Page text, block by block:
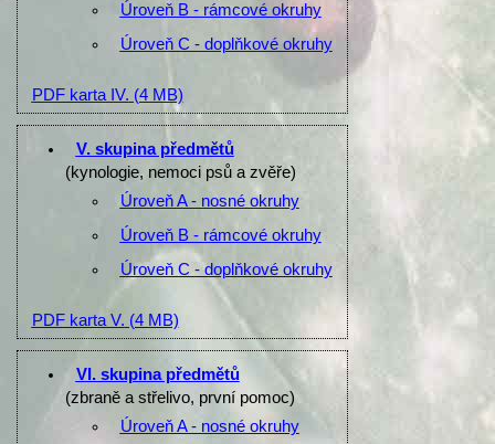
Úroveň B - rámcové okruhy
Úroveň C - doplňkové okruhy
PDF karta IV. (4 MB)
V. skupina předmětů
(kynologie, nemoci psů a zvěře)
Úroveň A - nosné okruhy
Úroveň B - rámcové okruhy
Úroveň C - doplňkové okruhy
PDF karta V. (4 MB)
VI. skupina předmětů
(zbraně a střelivo, první pomoc)
Úroveň A - nosné okruhy